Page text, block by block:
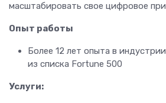
масштабировать свое цифровое
Опыт работы
Более 12 лет опыта в
из списка Fortune 500
Услуги: